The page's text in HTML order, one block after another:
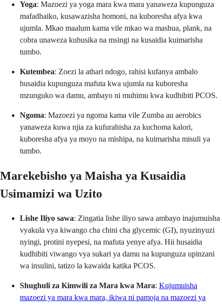
Yoga: Mazoezi ya yoga mara kwa mara yanaweza kupunguza
mafadhaiko, kusawazisha homoni, na kuboresha afya kwa
ujumla. Mkao maalum kama vile mkao wa mashua, plank, na
cobra unaweza kuhusika na msingi na kusaidia kuimarisha
tumbo.
Kutembea: Zoezi la athari ndogo, rahisi kufanya ambalo
husaidia kupunguza mafuta kwa ujumla na kuboresha
mzunguko wa damu, ambayo ni muhimu kwa kudhibiti PCOS.
Ngoma: Mazoezi ya ngoma kama vile Zumba au aerobics
yanaweza kuwa njia za kufurahisha za kuchoma kalori,
kuboresha afya ya moyo na mishipa, na kuimarisha misuli ya
tumbo.
Marekebisho ya Maisha ya Kusaidia
Usimamizi wa Uzito
Lishe Iliyo sawa: Zingatia lishe iliyo sawa ambayo inajumuisha
vyakula vya kiwango cha chini cha glycemic (GI), nyuzinyuzi
nyingi, protini nyepesi, na mafuta yenye afya. Hii husaidia
kudhibiti viwango vya sukari ya damu na kupunguza upinzani
wa insulini, tatizo la kawaida katika PCOS.
Shughuli za Kimwili za Mara kwa Mara: Kujumuisha
mazoezi ya mara kwa mara, ikiwa ni pamoja na mazoezi ya